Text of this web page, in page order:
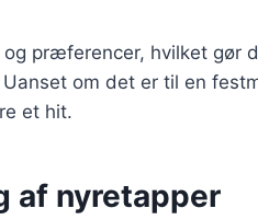
præferencer, hvilket gør
om det er til en
et hit.
af nyretapper